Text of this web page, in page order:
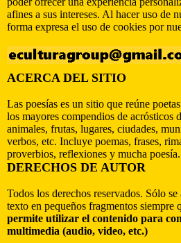
afines a sus intereses. Al hacer uso de
forma expresa el uso de cookies por
ACERCA DEL SITIO
Las poesías es un sitio que reúne
los mayores compendios de acrósticos
animales, frutas, lugares, ciudades,
verbos, etc. Incluye poemas, frases,
proverbios, reflexiones y mucha poesía.
DERECHOS DE AUTOR
Todos los derechos reservados. Sólo
texto en pequeños fragmentos siempre
permite utilizar el contenido para
multimedia (audio, video, etc.)